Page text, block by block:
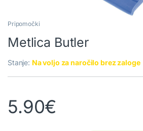
Pripomočki
Metlica Butler
Stanje: Na voljo za naročilo brez zaloge
5.90€